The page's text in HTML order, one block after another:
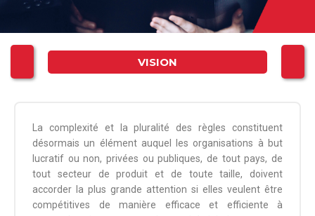
VISION
La complexité et la pluralité des règles constituent
désormais un élément auquel les organisations à but
lucratif ou non, privées ou publiques, de tout pays, de
tout secteur de produit et de toute taille, doivent
accorder la plus grande attention si elles veulent être
compétitives de manière efficace et efficiente à